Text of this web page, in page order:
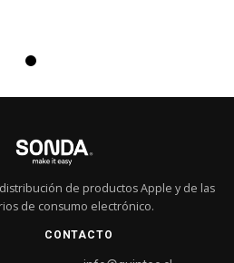
de productos Apple y de las
de consumo electrónico.
CONTACTO